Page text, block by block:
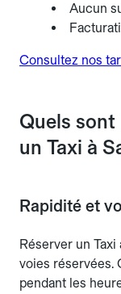
Aucun
Consultez nos
Quels sont
un Taxi à
Rapidité et
Réserver un
voies réservées.
pendant les